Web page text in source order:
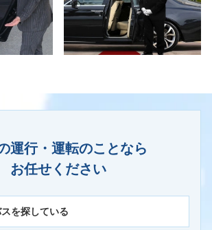
運行・運転のことなら
お任せください
を探している